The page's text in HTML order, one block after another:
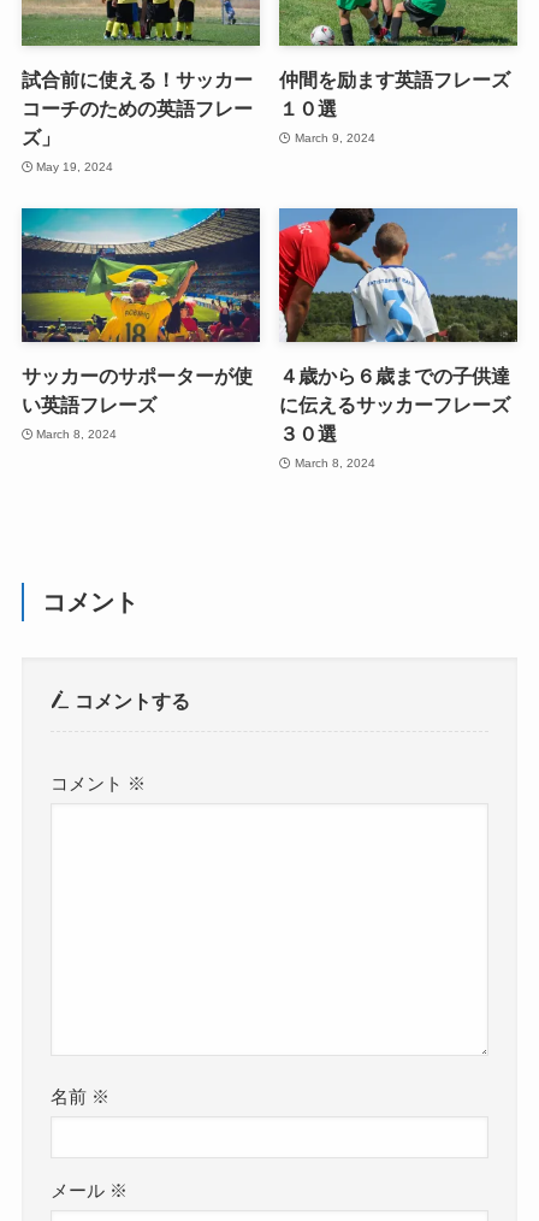
試合前に使える！サッカー
コーチのための英語フレー
ズ」
May 19, 2024
仲間を励ます英語フレーズ
１０選
March 9, 2024
サッカーのサポーターが使
い英語フレーズ
March 8, 2024
４歳から６歳までの子供達
に伝えるサッカーフレーズ
３０選
March 8, 2024
コメント
コメントする
コメント ※
名前 ※
メール ※